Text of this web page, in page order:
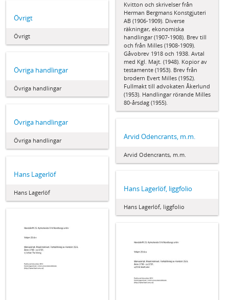
Kvitton och skrivelser från
Herman Bergmans Konstgjuteri
AB (1906-1909). Diverse
räkningar, ekonomiska
handlingar (1907-1908). Brev till
och från Milles (1908-1909).
Gåvobrev 1918 och 1938. Avtal
med Kgl. Majt. (1948). Kopior av
testamente (1953). Brev från
brodern Evert Milles (1952).
Fullmakt till advokaten Åkerlund
(1953). Handlingar rörande Milles
80-årsdag (1955).
Övrigt
Övrigt
Övriga handlingar
Övriga handlingar
Övriga handlingar
Övriga handlingar Arvid Odencrants, m.m.
Arvid Odencrants, m.m.
Hans Lagerlöf
Hans Lagerlöf Hans Lagerlöf, liggfolio
Hans Lagerlöf, liggfolio